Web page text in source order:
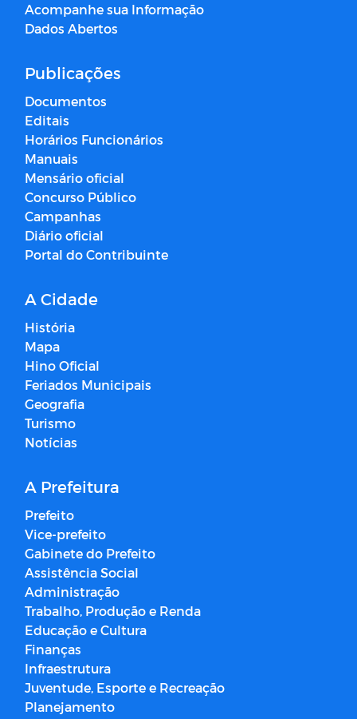
Acompanhe sua Informação
Dados Abertos
Publicações
Documentos
Editais
Horários Funcionários
Manuais
Mensário oficial
Concurso Público
Campanhas
Diário oficial
Portal do Contribuinte
A Cidade
História
Mapa
Hino Oficial
Feriados Municipais
Geografia
Turismo
Notícias
A Prefeitura
Prefeito
Vice-prefeito
Gabinete do Prefeito
Assistência Social
Administração
Trabalho, Produção e Renda
Educação e Cultura
Finanças
Infraestrutura
Juventude, Esporte e Recreação
Planejamento